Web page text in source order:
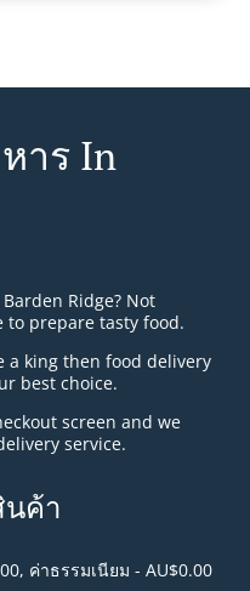
าร In
Ridge? Not
to prepare tasty food.
a king then food delivery
best choice.
screen and we
service.
นค้า
ค่าธรรมเนียม - AU$0.00